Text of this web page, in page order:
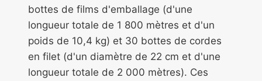
bottes de films d'emballage (d'une
longueur totale de 1 800 mètres et d'un
poids de 10,4 kg) et 30 bottes de cordes
en filet (d'un diamètre de 22 cm et d'une
longueur totale de 2 000 mètres). Ces